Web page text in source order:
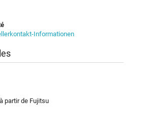
Informationen
partir de Fujitsu